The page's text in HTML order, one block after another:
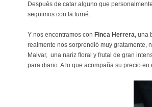
Después de catar alguno que
seguimos con la turné.
Y nos encontramos con Finca Herrera, una
realmente nos sorprendió muy gratamente,
Malvar, una nariz floral y frutal de gran
para diario. A lo que acompaña su precio